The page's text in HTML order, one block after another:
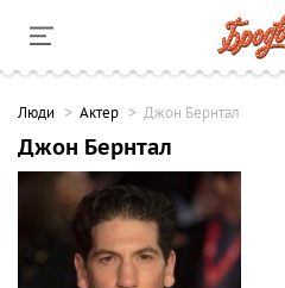
Люди Актер Джон Бернтал
Джон Бернтал